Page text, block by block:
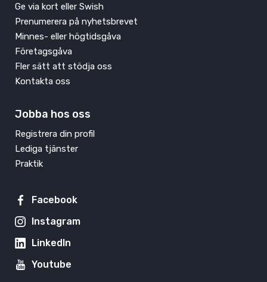
Ge via kort eller Swish
Prenumerera på nyhetsbrevet
Minnes- eller högtidsgåva
Företagsgåva
Fler sätt att stödja oss
Kontakta oss
Jobba hos oss
Registrera din profil
Lediga tjänster
Praktik
Facebook
Instagram
LinkedIn
Youtube